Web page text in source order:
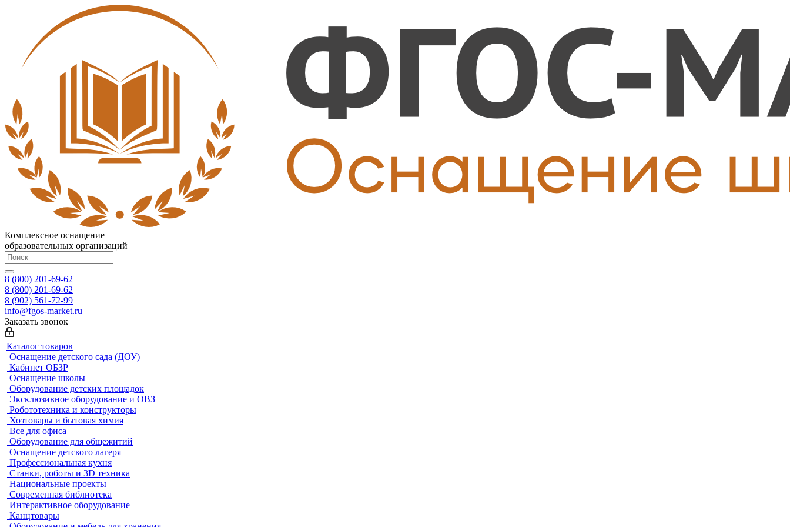
Комплексное оснащение
образовательных организаций
8 (800) 201-69-62
8 (800) 201-69-62
8 (902) 561-72-99
info@fgos-market.ru
Заказать звонок
Каталог товаров
Оснащение детского сада (ДОУ)
Кабинет ОБЗР
Оснащение школы
Оборудование детских площадок
Эксклюзивное оборудование и ОВЗ
Робототехника и конструкторы
Хозтовары и бытовая химия
Все для офиса
Оборудование для общежитий
Оснащение детского лагеря
Профессиональная кухня
Станки, роботы и 3D техника
Национальные проекты
Современная библиотека
Интерактивное оборудование
Канцтовары